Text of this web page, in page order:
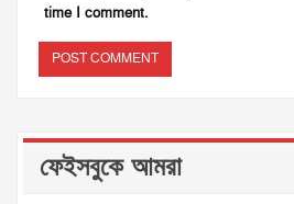
time I comment.
ফেইসবুকে আমরা